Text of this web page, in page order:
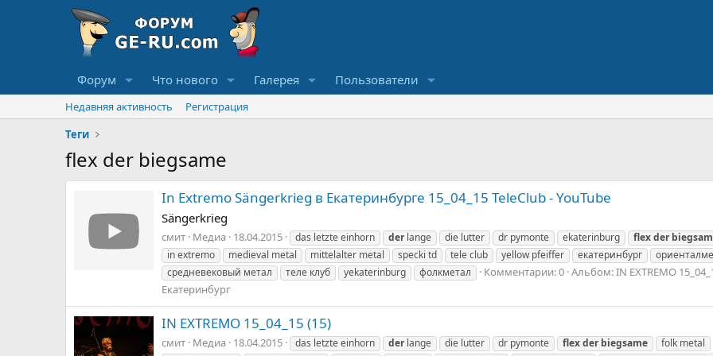
Форум Что нового Галерея Пользователи
Недавняя активность
Регистрация
Теги
flex der biegsame
In Extremo Sängerkrieg в Екатеринбурге 15_04_15 TeleClub - YouTube
Sängerkrieg
смит Медиа 18.04.2015 das letzte einhorn derlange die lutter dr pymonte ekaterinburg flexder
in extremo
medieval metal mittelalter metal specki td tele club yellow pfeiffer екатеринбург
средневековый метал
теле клуб уekaterinburg фолкметал Комментарии: 0 Альбом: IN EXTREMO
Екатеринбург
IN EXTREMO 15_04_15 (15)
смит Медиа 18.04.2015 das letzte einhorn derlange die lutter dr pymonte flexder biegsame folk metal